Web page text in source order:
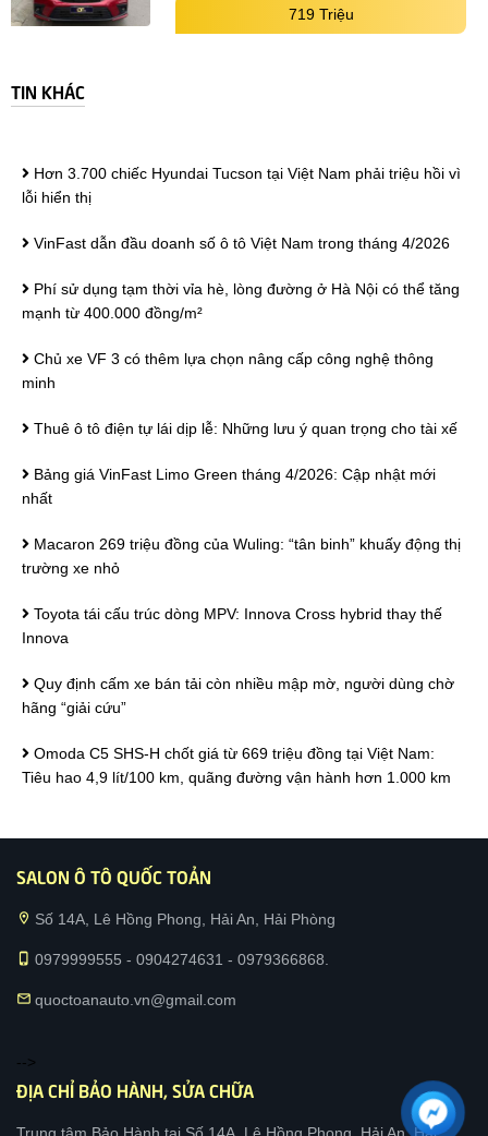
719 Triệu
TIN KHÁC
Hơn 3.700 chiếc Hyundai Tucson tại Việt Nam phải triệu hồi vì
lỗi hiển thị
VinFast dẫn đầu doanh số ô tô Việt Nam trong tháng 4/2026
Phí sử dụng tạm thời vỉa hè, lòng đường ở Hà Nội có thể tăng
mạnh từ 400.000 đồng/m²
Chủ xe VF 3 có thêm lựa chọn nâng cấp công nghệ thông
minh
Thuê ô tô điện tự lái dịp lễ: Những lưu ý quan trọng cho tài xế
Bảng giá VinFast Limo Green tháng 4/2026: Cập nhật mới
nhất
Macaron 269 triệu đồng của Wuling: “tân binh” khuấy động thị
trường xe nhỏ
Toyota tái cấu trúc dòng MPV: Innova Cross hybrid thay thế
Innova
Quy định cấm xe bán tải còn nhiều mập mờ, người dùng chờ
hãng “giải cứu”
Omoda C5 SHS-H chốt giá từ 669 triệu đồng tại Việt Nam:
Tiêu hao 4,9 lít/100 km, quãng đường vận hành hơn 1.000 km
SALON Ô TÔ QUỐC TOẢN
location_on Số 14A, Lê Hồng Phong, Hải An, Hải Phòng
phone_iphone 0979999555 - 0904274631 - 0979366868.
mail quoctoanauto.vn@gmail.com
-->
ĐỊA CHỈ BẢO HÀNH, SỬA CHỮA
Trung tâm Bảo Hành tại Số 14A, Lê Hồng Phong, Hải An, Hải